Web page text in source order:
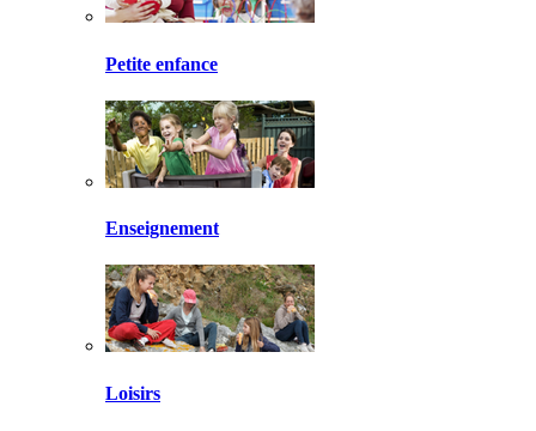
Petite enfance
Enseignement
Loisirs